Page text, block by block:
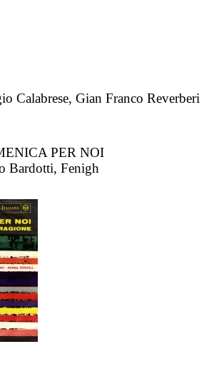
Calabrese, Gian Franco Reverberi
PER NOI
Bardotti, Fenigh